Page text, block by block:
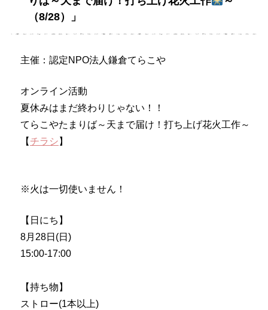
（8/28）」
主催：認定NPO法人鎌倉てらこや
オンライン活動
夏休みはまだ終わりじゃない！！
てらこやたまりば～天まで届け！打ち上げ花火工作～
【 チラシ 】
※火は一切使いません！
【日にち】
8月28日(日)
15:00-17:00
【持ち物】
ストロー(1本以上)